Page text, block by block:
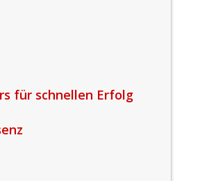
für schnellen Erfolg